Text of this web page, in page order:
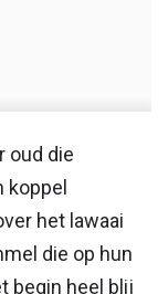
oud die
koppel
het lawaai
die op hun
begin heel blij